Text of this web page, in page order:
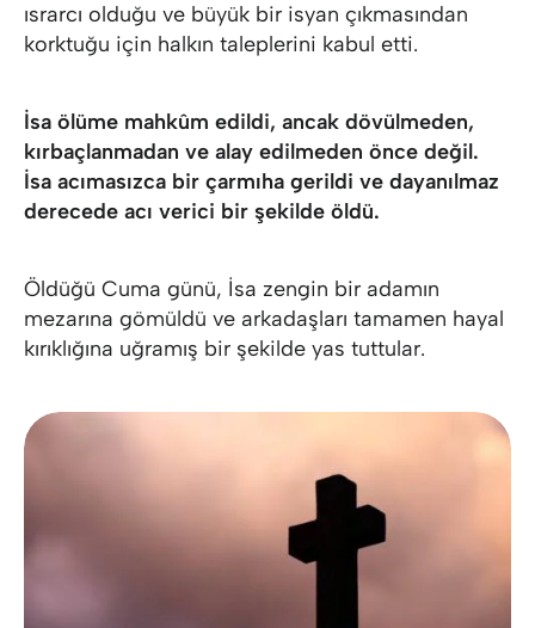
ısrarcı olduğu ve büyük bir isyan çıkmasından
korktuğu için halkın taleplerini kabul etti.
İsa ölüme mahkûm edildi, ancak dövülmeden,
kırbaçlanmadan ve alay edilmeden önce değil.
İsa acımasızca bir çarmıha gerildi ve dayanılmaz
derecede acı verici bir şekilde öldü.
Öldüğü Cuma günü, İsa zengin bir adamın
mezarına gömüldü ve arkadaşları tamamen hayal
kırıklığına uğramış bir şekilde yas tuttular.